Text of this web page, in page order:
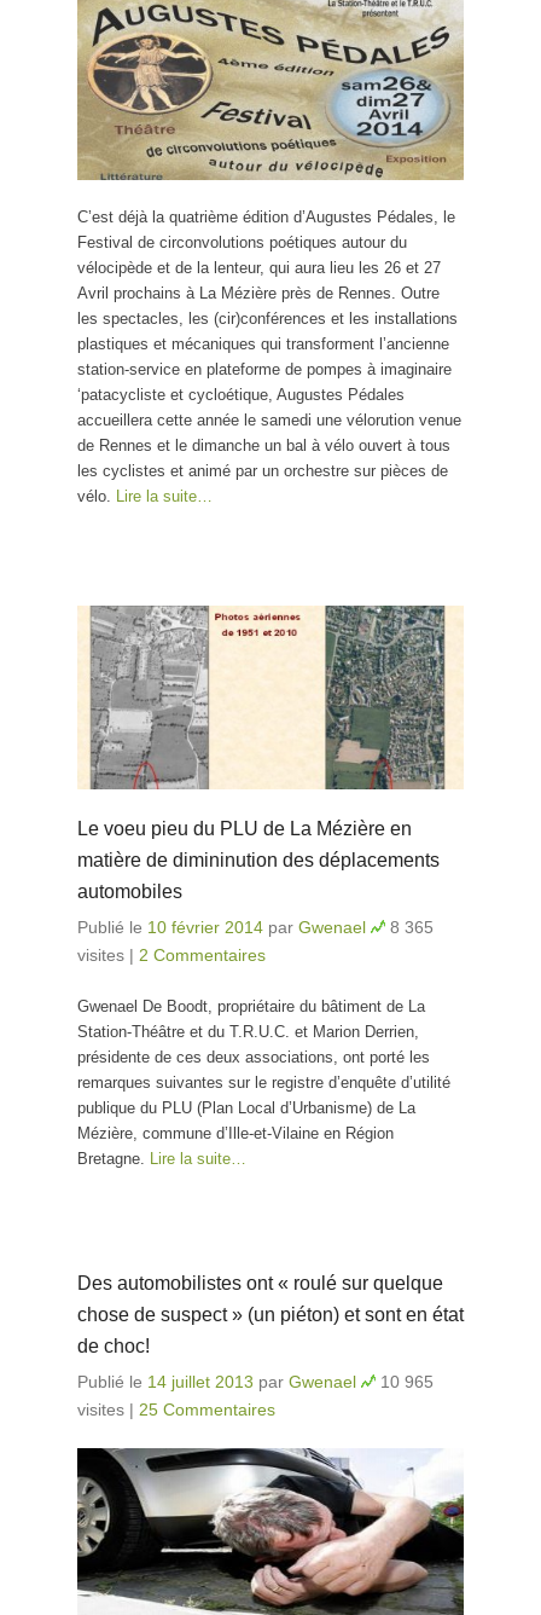
C’est déjà la quatrième édition d’Augustes Pédales, le
Festival de circonvolutions poétiques autour du
vélocipède et de la lenteur, qui aura lieu les 26 et 27
Avril prochains à La Mézière près de Rennes. Outre
les spectacles, les (cir)conférences et les installations
plastiques et mécaniques qui transforment l’ancienne
station-service en plateforme de pompes à imaginaire
‘patacycliste et cycloétique, Augustes Pédales
accueillera cette année le samedi une vélorution venue
de Rennes et le dimanche un bal à vélo ouvert à tous
les cyclistes et animé par un orchestre sur pièces de
vélo.
Lire la suite…
Le voeu pieu du PLU de La Mézière en
matière de dimininution des déplacements
automobiles
Publié le 10 février 2014 par Gwenael
8 365
visites | 2 Commentaires
Gwenael De Boodt, propriétaire du bâtiment de La
Station-Théâtre et du T.R.U.C. et Marion Derrien,
présidente de ces deux associations, ont porté les
remarques suivantes sur le registre d’enquête d’utilité
publique du PLU (Plan Local d’Urbanisme) de La
Mézière, commune d’Ille-et-Vilaine en Région
Bretagne. Lire la suite…
Des automobilistes ont « roulé sur quelque
chose de suspect » (un piéton) et sont en état
de choc!
Publié le 14 juillet 2013 par Gwenael
10 965
visites | 25 Commentaires